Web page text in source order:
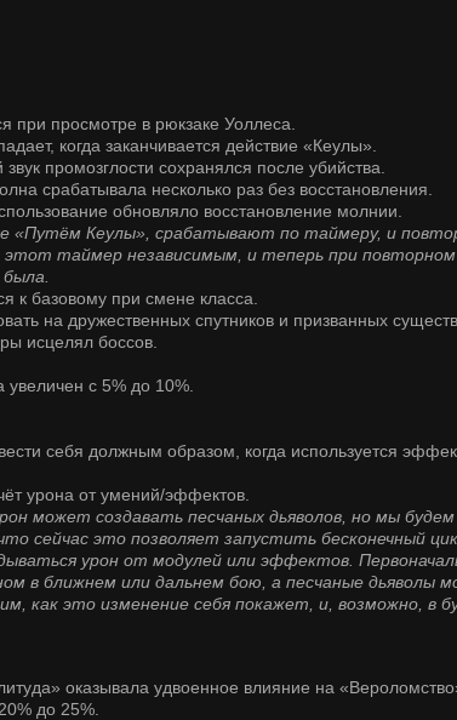
просмотре в рюкзаке Уоллеса.
когда заканчивается действие «Кеулы».
промозглости сохранялся после убийства.
срабатывала несколько раз без восстановления.
обновляло восстановление молнии.
Кеулы», срабатывают по таймеру, и
таймер независимым, и теперь при повторном
к базовому при смене класса.
на дружественных спутников и призванных существ.
исцелял боссов.
с 5% до 10%.
себя должным образом, когда используется
урона от умений/эффектов.
может создавать песчаных дьяволов, но мы будем
сейчас это позволяет запустить бесконечный
урон от модулей или эффектов.
в ближнем или дальнем бою, а песчаные дьяволы
как это изменение себя покажет, и, возможно, в
оказывала удвоенное влияние на
до 25%.